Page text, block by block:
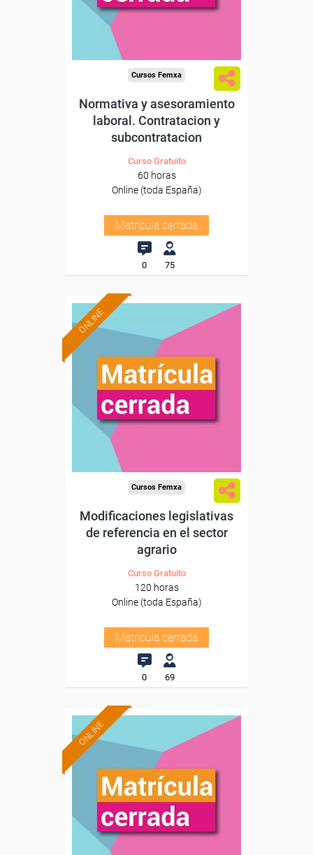
Cursos Femxa
Normativa y asesoramiento
laboral. Contratacion y
subcontratacion
Curso Gratuito
60 horas
Online (toda España)
Matrícula cerrada
0 75
ONLINE
Cursos Femxa
Modificaciones legislativas
de referencia en el sector
agrario
Curso Gratuito
120 horas
Online (toda España)
Matrícula cerrada
0 69
ONLINE